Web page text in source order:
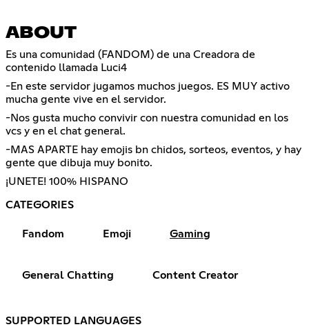
ABOUT
Es una comunidad (FANDOM) de una Creadora de
contenido llamada Luci4
-En este servidor jugamos muchos juegos. ES MUY activo
mucha gente vive en el servidor.
-Nos gusta mucho convivir con nuestra comunidad en los
vcs y en el chat general.
-MAS APARTE hay emojis bn chidos, sorteos, eventos, y hay
gente que dibuja muy bonito.
¡UNETE! 100% HISPANO
CATEGORIES
Fandom Emoji Gaming
General Chatting Content Creator
SUPPORTED LANGUAGES